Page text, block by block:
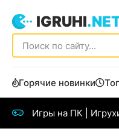
IGRUHI
Горячие новинки
Игры на ПК |